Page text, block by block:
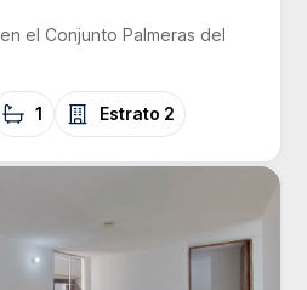
en el Conjunto Palmeras del
1 Estrato 2